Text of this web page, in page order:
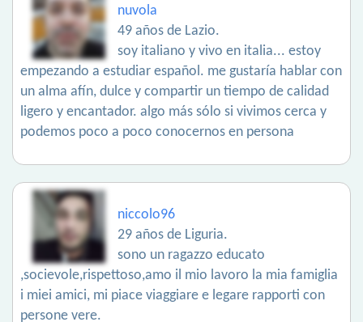
nuvola
49 años de Lazio.
soy italiano y vivo en italia... estoy
empezando a estudiar español. me gustaría hablar con
un alma afín, dulce y compartir un tiempo de calidad
ligero y encantador. algo más sólo si vivimos cerca y
podemos poco a poco conocernos en persona
niccolo96
29 años de Liguria.
sono un ragazzo educato
,socievole,rispettoso,amo il mio lavoro la mia famiglia
i miei amici, mi piace viaggiare e legare rapporti con
persone vere.